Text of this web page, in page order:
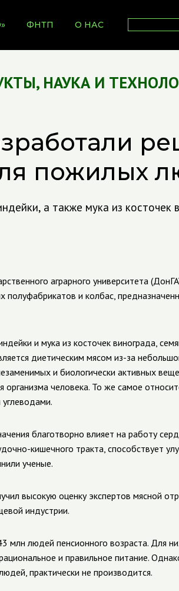
ФНТП О НАС
, НАУКА И
пожилых
а также мука из косточек
аграрного университета
полуфабрикатов и колбас,
и мука из косточек винограда,
диетическим мясом из-за
и биологически активных
человека. То же самое
благотворно влияет на работу
кишечного тракта, способствует
ученые.
высокую оценку экспертов мясной
индустрии.
млн людей пенсионного возраста. Для
и правильное питание.
практически не производится.